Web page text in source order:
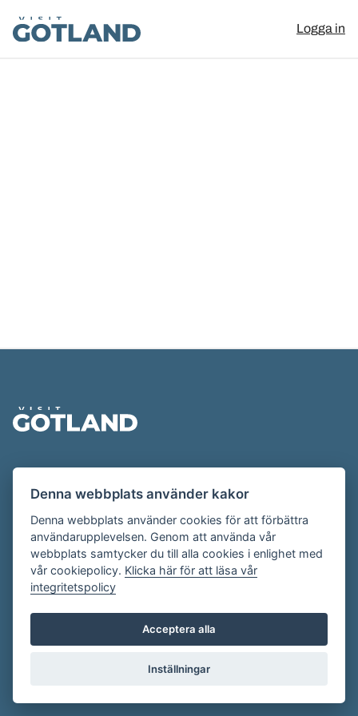
Visit Gotland
Logga in
Evenemangskalendern presenteras av
Destination Gotland påvisitgotland.se.
Har du frågor om evenemangskalendern? Mejla oss på
evenemang@visitgotland.se.
Cookies
Villkor
Skapa konto
Denna webbplats använder kakor
Denna webbplats använder cookies för att förbättra
användarupplevelsen. Genom att använda vår
webbplats samtycker du till alla cookies i enlighet med
vår cookiepolicy. Klicka här för att läsa vår
integritetspolicy
Acceptera alla
Inställningar